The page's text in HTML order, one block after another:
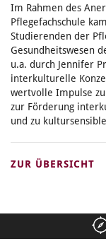
Im Rahmen des
Pflegefachschule
Studierenden der
Gesundheitswesen
u.a. durch Jennifer
interkulturelle
wertvolle Impulse
zur Förderung
und zu
ZUR ÜBERSICHT